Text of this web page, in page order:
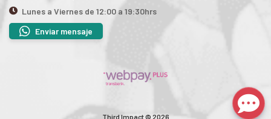
Lunes a Viernes de 12:00 a 19:30hrs
Enviar mensaje
Third Impact © 2026